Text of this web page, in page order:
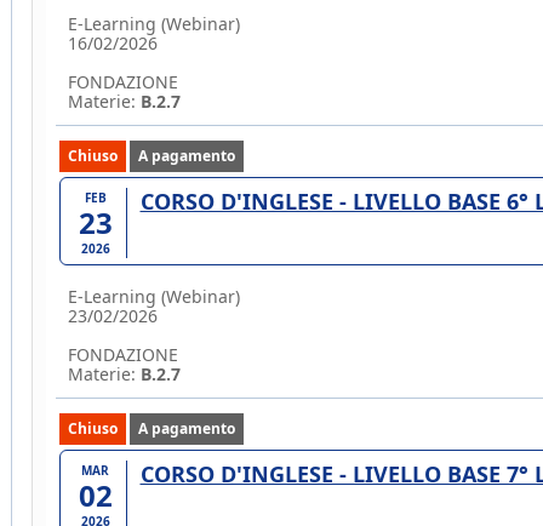
E-Learning (Webinar)
16/02/2026
FONDAZIONE
Materie: B.2.7
Chiuso A pagamento
FEB
23
2026
CORSO D'INGLESE - LIVELLO BASE 6°
E-Learning (Webinar)
23/02/2026
FONDAZIONE
Materie: B.2.7
Chiuso A pagamento
MAR
02
2026
CORSO D'INGLESE - LIVELLO BASE 7°